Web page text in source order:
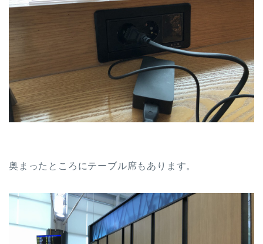
奥まったところにテーブル席もあります。